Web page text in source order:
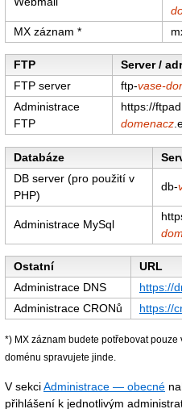
MX záznam *
FTP
Server /
FTP server
ftp-vase-
Administrace
FTP
https://
domenacz
Databáze
DB server (pro použití v
PHP)
db-
Administrace MySql
Ostatní
URL
Administrace DNS
https://
Administrace CRONů
https://
*) MX záznam budete potřebovat
doménu spravujete jinde.
V sekciAdministrace — obecné
přihlášení k jednotlivým